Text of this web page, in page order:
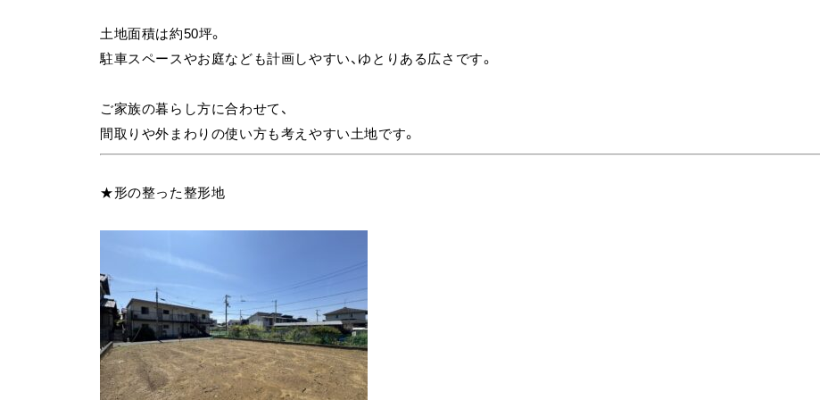
土地面積は約50坪。
駐車スペースやお庭なども計画しやすい、ゆとりある広さです。
ご家族の暮らし方に合わせて、
間取りや外まわりの使い方も考えやすい土地です。
★形の整った整形地